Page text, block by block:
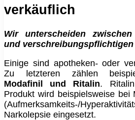
verkäuflich
Wir unterscheiden
und
Einige sind apotheken- oder
Zu letzteren zählen
Modafinil und Ritalin.
Produkt wird beispielsweise bei
(Aufmerksamkeits-/
Narkolepsie eingesetzt.